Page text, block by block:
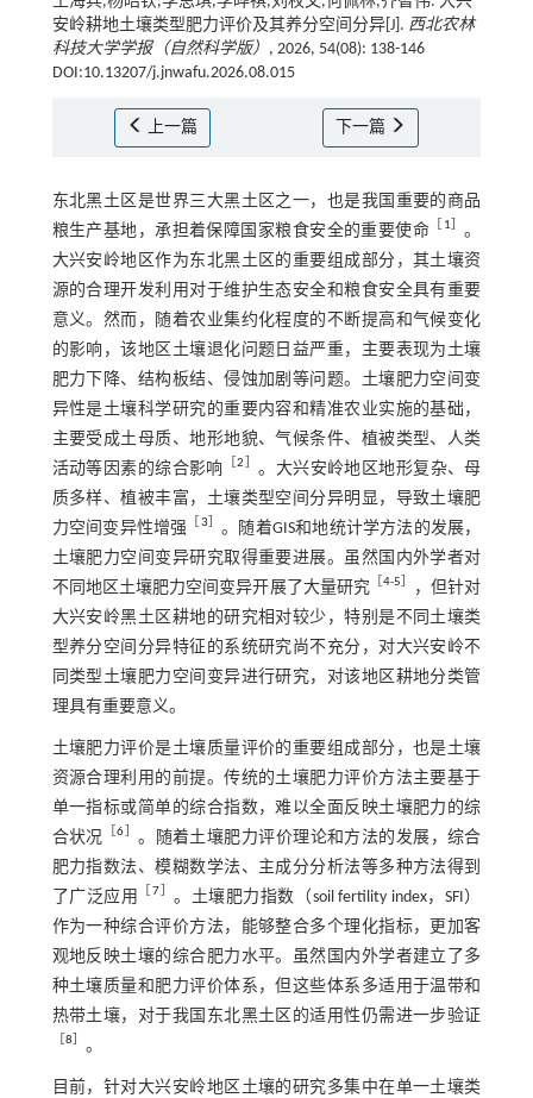
安岭耕地土壤类型肥力评价及其养分空间分异[J]. 西北农林
科技大学学报（自然科学版） , 2026, 54(08): 138-146
DOI:10.13207/j.jnwafu.2026.08.015
上一篇 下一篇
东北黑土区是世界三大黑土区之一，也是我国重要的商品
粮生产基地，承担着保障国家粮食安全的重要使命 ［ 1］ 。
大兴安岭地区作为东北黑土区的重要组成部分，其土壤资
源的合理开发利用对于维护生态安全和粮食安全具有重要
意义。然而，随着农业集约化程度的不断提高和气候变化
的影响，该地区土壤退化问题日益严重，主要表现为土壤
肥力下降、结构板结、侵蚀加剧等问题。土壤肥力空间变
异性是土壤科学研究的重要内容和精准农业实施的基础，
主要受成土母质、地形地貌、气候条件、植被类型、人类
活动等因素的综合影响
［2］ 。大兴安岭地区地形复杂、母
质多样、植被丰富，土壤类型空间分异明显，导致土壤肥
力空间变异性增强
［3］ 。随着GIS和地统计学方法的发展，
土壤肥力空间变异研究取得重要进展。虽然国内外学者对
不同地区土壤肥力空间变异开展了大量研究 ［4-5］
，但针对
大兴安岭黑土区耕地的研究相对较少，特别是不同土壤类
型养分空间分异特征的系统研究尚不充分，对大兴安岭不
同类型土壤肥力空间变异进行研究，对该地区耕地分类管
理具有重要意义。
土壤肥力评价是土壤质量评价的重要组成部分，也是土壤
资源合理利用的前提。传统的土壤肥力评价方法主要基于
单一指标或简单的综合指数，难以全面反映土壤肥力的综
合状况 ［6］ 。随着土壤肥力评价理论和方法的发展，综合
肥力指数法、模糊数学法、主成分分析法等多种方法得到
了广泛应用
［7］ 。土壤肥力指数（soil fertility index，SFI）
作为一种综合评价方法，能够整合多个理化指标，更加客
观地反映土壤的综合肥力水平。虽然国内外学者建立了多
种土壤质量和肥力评价体系，但这些体系多适用于温带和
热带土壤，对于我国东北黑土区的适用性仍需进一步验证
［8］ 。
目前，针对大兴安岭地区土壤的研究多集中在单一土壤类